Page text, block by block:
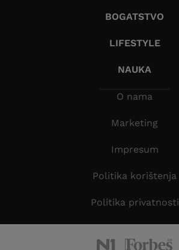
BOGATSTVO
LIFESTYLE
NAUKA
O nama
Marketing
Impresum
Politika korištenja
Politika privatnosti